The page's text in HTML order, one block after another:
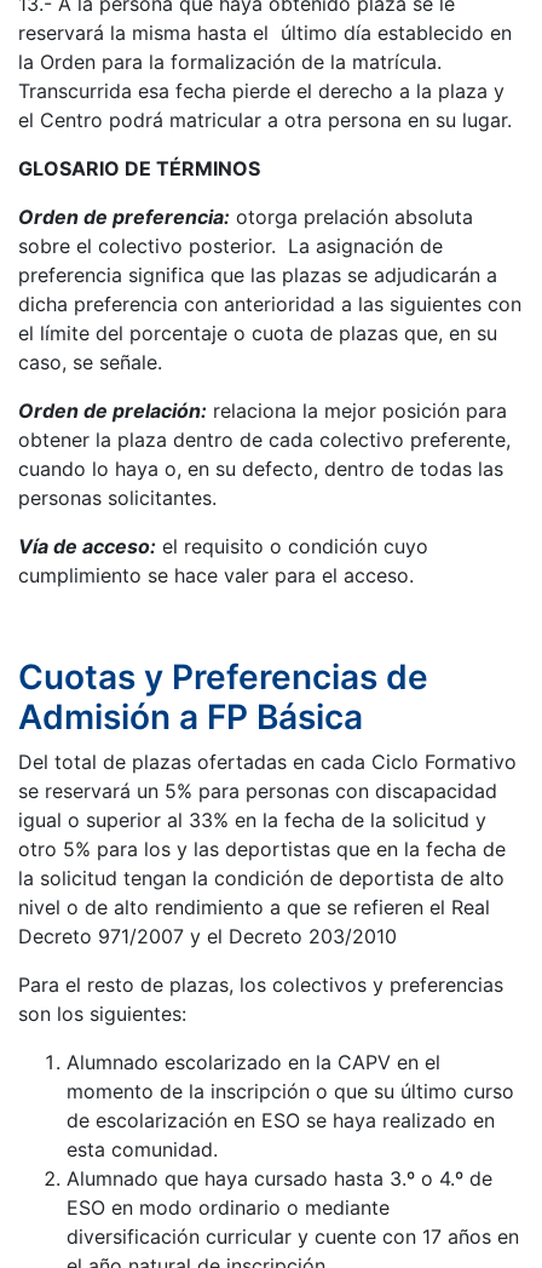
reservará la misma hasta el último día establecido en
la Orden para la formalización de la matrícula.
Transcurrida esa fecha pierde el derecho a la plaza y
el Centro podrá matricular a otra persona en su lugar.
GLOSARIO DE TÉRMINOS
Orden de preferencia: otorga prelación absoluta
sobre el colectivo posterior. La asignación de
preferencia significa que las plazas se adjudicarán a
dicha preferencia con anterioridad a las siguientes con
el límite del porcentaje o cuota de plazas que, en su
caso, se señale.
Orden de prelación: relaciona la mejor posición para
obtener la plaza dentro de cada colectivo preferente,
cuando lo haya o, en su defecto, dentro de todas las
personas solicitantes.
Vía de acceso: el requisito o condición cuyo
cumplimiento se hace valer para el acceso.
Cuotas y Preferencias de
Admisión a FP Básica
Del total de plazas ofertadas en cada Ciclo Formativo
se reservará un 5% para personas con discapacidad
igual o superior al 33% en la fecha de la solicitud y
otro 5% para los y las deportistas que en la fecha de
la solicitud tengan la condición de deportista de alto
nivel o de alto rendimiento a que se refieren el Real
Decreto 971/2007 y el Decreto 203/2010
Para el resto de plazas, los colectivos y preferencias
son los siguientes:
Alumnado escolarizado en la CAPV en el
momento de la inscripción o que su último curso
de escolarización en ESO se haya realizado en
esta comunidad.
Alumnado que haya cursado hasta 3.º o 4.º de
ESO en modo ordinario o mediante
diversificación curricular y cuente con 17 años en